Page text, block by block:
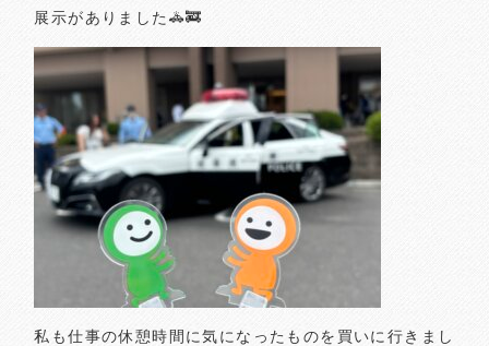
展示がありました🚓🚒
私も仕事の休憩時間に気になったものを買いに行きまし